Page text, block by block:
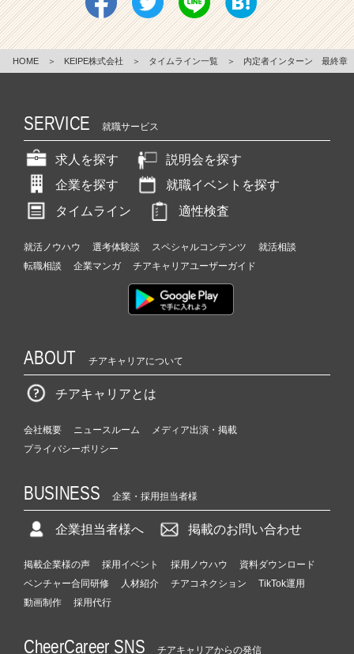
HOME ＞ KEIPE株式会社 ＞ タイムライン一覧 ＞ 内定者インターン 最終章
SERVICE 就職サービス
求人を探す
説明会を探す
企業を探す
就職イベントを探す
タイムライン
適性検査
就活ノウハウ 選考体験談 スペシャルコンテンツ
就活相談
転職相談
企業マンガ チアキャリアユーザーガイド
ABOUT チアキャリアについて
チアキャリアとは
会社概要 ニュースルーム
メディア出演・掲載
プライバシーポリシー
BUSINESS 企業・採用担当者様
企業担当者様へ 掲載のお問い合わせ
掲載企業様の声 採用イベント 採用ノウハウ
資料ダウンロード
ベンチャー合同研修
人材紹介 チアコネクション
TikTok運用
動画制作
採用代行
CheerCareer SNS チアキャリアからの発信